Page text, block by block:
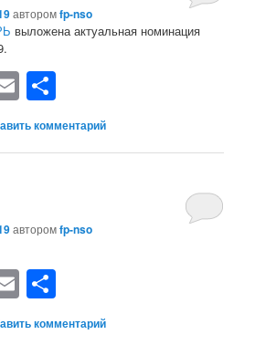
авторомfp-nso
выложена актуальная номинация
Email
комментарий
авторомfp-nso
Email
комментарий